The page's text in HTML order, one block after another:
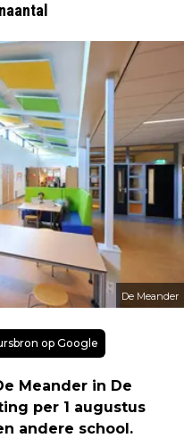
De Meander
op Google
Meander in De
per 1 augustus
andere school.